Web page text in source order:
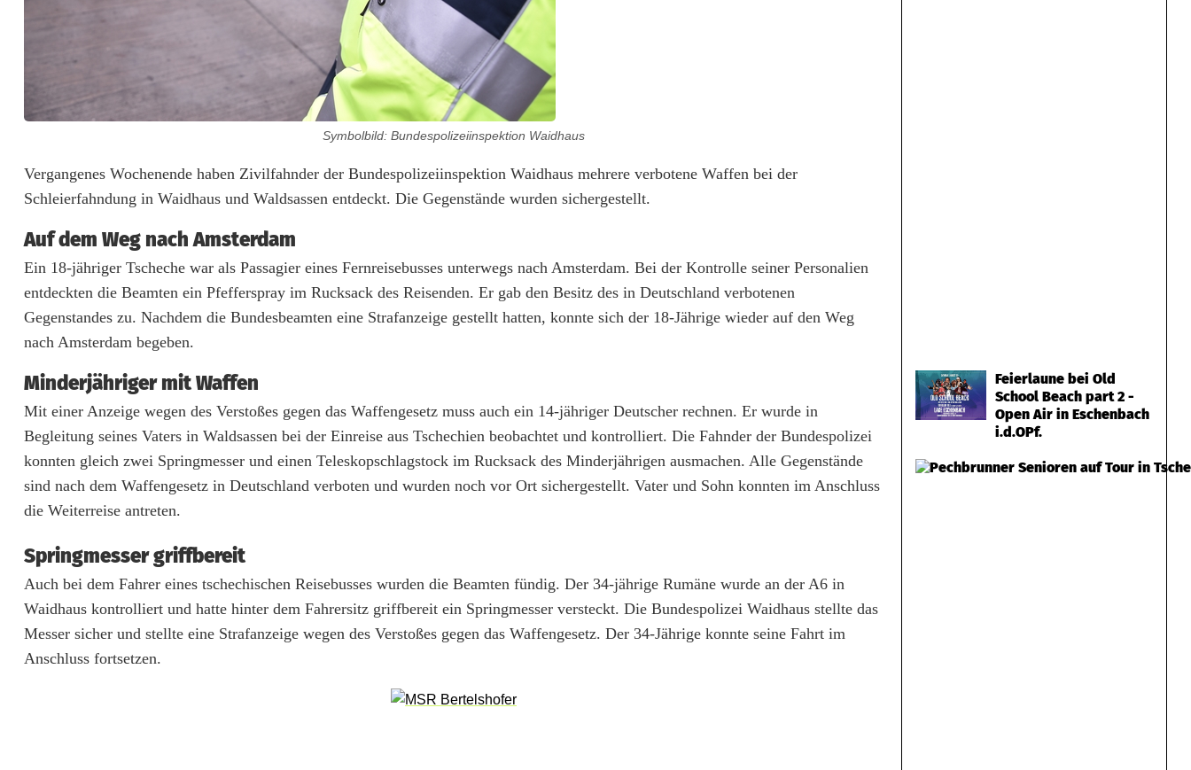
h
(
4
)
k
o
m
m
e
n
m
i
t
W
a
Symbolbild: Bundespolizeiinspektion Waidhaus
Vergangenes Wochenende haben Zivilfahnder der Bundespolizeiinspektion Waidhaus mehrere verbotene Waffen bei der
Schleierfahndung in Waidhaus und Waldsassen entdeckt. Die Gegenstände wurden sichergestellt.
Auf dem Weg nach Amsterdam
Ein 18-jähriger Tscheche war als Passagier eines Fernreisebusses unterwegs nach Amsterdam. Bei der Kontrolle seiner Personalien
entdeckten die Beamten ein Pfefferspray im Rucksack des Reisenden. Er gab den Besitz des in Deutschland verbotenen
Gegenstandes zu. Nachdem die Bundesbeamten eine Strafanzeige gestellt hatten, konnte sich der 18-Jährige wieder auf den Weg
nach Amsterdam begeben.
Minderjähriger mit Waffen
Mit einer Anzeige wegen des Verstoßes gegen das Waffengesetz muss auch ein 14-jähriger Deutscher rechnen. Er wurde in
Begleitung seines Vaters in Waldsassen bei der Einreise aus Tschechien beobachtet und kontrolliert. Die Fahnder der Bundespolizei
konnten gleich zwei Springmesser und einen Teleskopschlagstock im Rucksack des Minderjährigen ausmachen. Alle Gegenstände
sind nach dem Waffengesetz in Deutschland verboten und wurden noch vor Ort sichergestellt. Vater und Sohn konnten im Anschluss
die Weiterreise antreten.
Springmesser griffbereit
Auch bei dem Fahrer eines tschechischen Reisebusses wurden die Beamten fündig. Der 34-jährige Rumäne wurde an der A6 in
Waidhaus kontrolliert und hatte hinter dem Fahrersitz griffbereit ein Springmesser versteckt. Die Bundespolizei Waidhaus stellte das
Messer sicher und stellte eine Strafanzeige wegen des Verstoßes gegen das Waffengesetz. Der 34-Jährige konnte seine Fahrt im
Anschluss fortsetzen.
Feierlaune bei Old
School Beach part 2 -
Open Air in Eschenbach
i.d.OPf.